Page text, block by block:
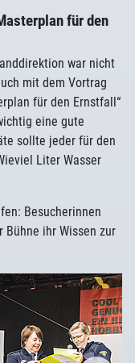
für den
war nicht
mit dem Vortrag
für den Ernstfall“
eine gute
sollte jeder für den
Liter Wasser
Besucherinnen
Bühne ihr Wissen zur